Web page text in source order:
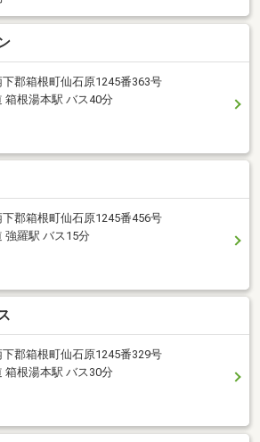
郡箱根町仙石原1245番363号
箱根湯本駅 バス40分
郡箱根町仙石原1245番456号
強羅駅 バス15分
郡箱根町仙石原1245番329号
箱根湯本駅 バス30分